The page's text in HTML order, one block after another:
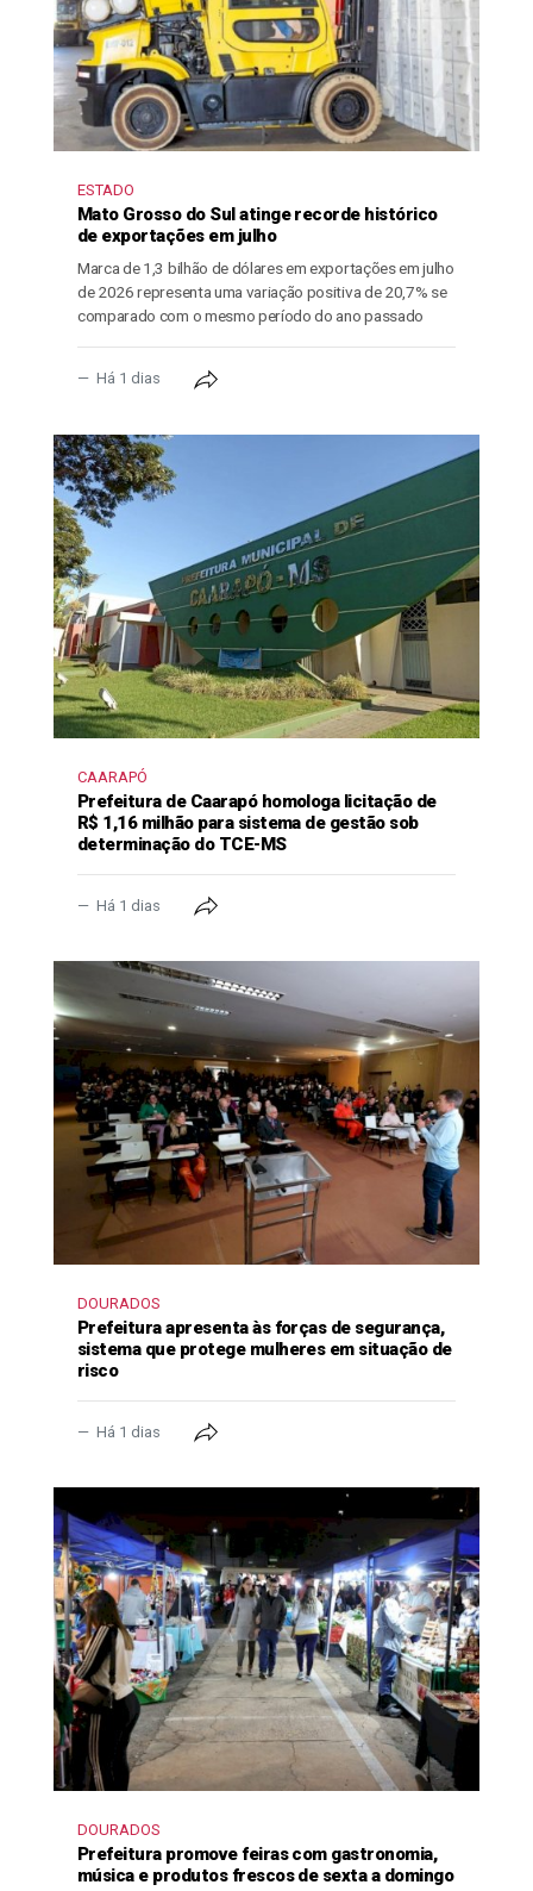
ESTADO
Mato Grosso do Sul atinge recorde histórico
de exportações em julho
Marca de 1,3 bilhão de dólares em exportações em julho
de 2026 representa uma variação positiva de 20,7% se
comparado com o mesmo período do ano passado
Há 1 dias
CAARAPÓ
Prefeitura de Caarapó homologa licitação de
R$ 1,16 milhão para sistema de gestão sob
determinação do TCE-MS
Há 1 dias
DOURADOS
Prefeitura apresenta às forças de segurança,
sistema que protege mulheres em situação de
risco
Há 1 dias
DOURADOS
Prefeitura promove feiras com gastronomia,
música e produtos frescos de sexta a domingo